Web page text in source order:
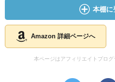
本棚に
Amazon 詳細ページへ
本ページはアフィリエイトプロ